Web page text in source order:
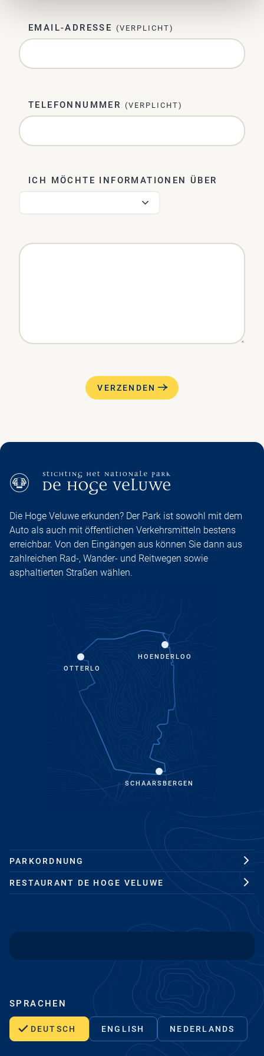
EMAIL-ADRESSE (VERPLICHT)
TELEFONNUMMER (VERPLICHT)
ICH MÖCHTE INFORMATIONEN ÜBER
VERZENDEN
Die Hoge Veluwe erkunden? Der Park ist sowohl mit dem
Auto als auch mit öffentlichen Verkehrsmitteln bestens
erreichbar. Von den Eingängen aus können Sie dann aus
zahlreichen Rad-, Wander- und Reitwegen sowie
asphaltierten Straßen wählen.
SCHAARSBERGEN
OTTERLO
HOENDERLOO
PARKORDNUNG
RESTAURANT DE HOGE VELUWE
SPRACHEN
DEUTSCH ENGLISH NEDERLANDS